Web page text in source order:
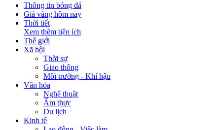
Thông tin bóng đá
Giá vàng hôm nay
Thời tiết
Xem thêm tiện ích
Thế giới
Xã hội
Thời sự
Giao thông
Môi trường - Khí hậu
Văn hóa
Nghệ thuật
Ẩm thực
Du lịch
Kinh tế